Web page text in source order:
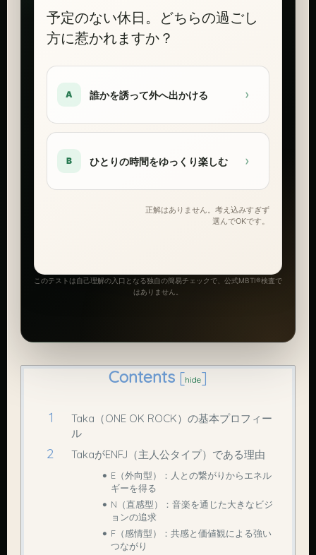
予定のない休日。どちらの過ごし
方に惹かれますか？
A 誰かを誘って外へ出かける ›
B ひとりの時間をゆっくり楽しむ ›
正解はありません。考え込みすぎず
選んでOKです。
このテストは自己理解の入口となる独自の簡易チェックで、公式MBTI®検査で
はありません。
Contents [hide]
Taka（ONE OK ROCK）の基本プロフィー
ル
TakaがENFJ（主人公タイプ）である理由
E（外向型）：人との繋がりからエネル
ギーを得る
N（直感型）：音楽を通じた大きなビジ
ョンの追求
F（感情型）：共感と価値観による強い
つながり